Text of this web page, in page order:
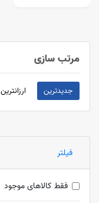
مرتب سازی
جدیدترین ارزانترین
فیلتر
فقط کالاهای موجود